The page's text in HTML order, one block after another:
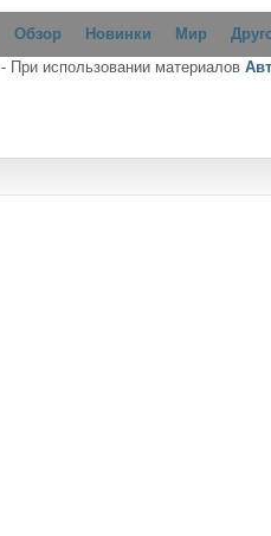
Обзор Новинки Мир
- При использовании материалов